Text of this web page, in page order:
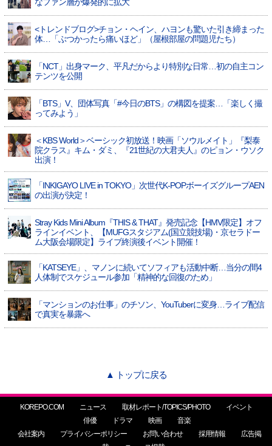
なファン層が爆発的に拡大
<トレンドブログ>チョン・ヘイン、ハヨンも驚いた引き締まった
体…「ぶつかったら痛いほど」（屋根部屋の問題児たち）
「NCT」出身マーク、平凡だからより特別な日常…初の自主コン
テンツを公開
「BTS」V、団体写真「#今日のBTS」の構図を提案…「楽しく撮
ってみよう」
＜KBS World＞ベーシック初放送！映画「ソウルメイト」『梨泰
院クラス』キム・ダミ、『21世紀の大君夫人』のピョン・ウソク
出演！
「INKIGAYO LIVE in TOKYO」次世代K-POPボーイズグループAEN
の出演が決定！
Stray Kids Mini Album『THIS & THAT』発売記念【HMV限定】オフ
ラインイベント、【MUFGスタジアム(国立競技場)・京セラドー
ム大阪会場限定】ライブ終演後イベント開催！
「KATSEYE」、マノンに続いてソフィアも活動中断…当分の間4
人体制でスケジュール参加「精神的な回復のため」
「マンションのお仕事」のチソン、YouTuberに変身…ライブ配信
で真実を暴露へ
▲ トップに戻る
KOREPO.COM ニュース 取材レポート/TOPICS/PHOTO
イベント
俳優
ドラマ 映画
音楽
会社案内
プライバシーポリシー お問い合わせ 採用情報
広告掲